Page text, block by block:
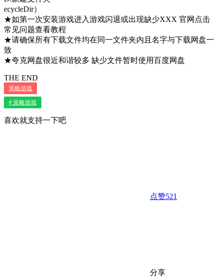
ecycleDir）
★如第一次安装游戏进入游戏闪退或出现缺少XXX 官网点击
常见问题查看教程
★请确保所有下载文件均在同一文件夹内且名字与下载网盘一
致
★夸克网盘很近和谐较多 缺少文件暂时使用百度网盘
THE END
策略游戏
# 策略游戏
喜欢就支持一下吧
点赞521
分享